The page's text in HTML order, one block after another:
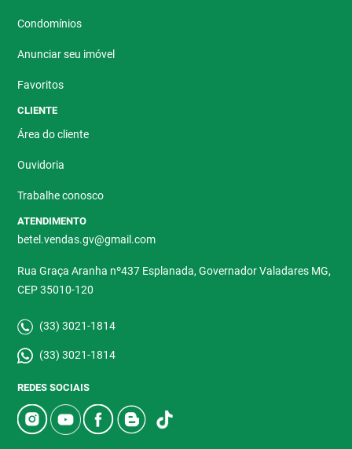
Condomínios
Anunciar seu imóvel
Favoritos
CLIENTE
Área do cliente
Ouvidoria
Trabalhe conosco
ATENDIMENTO
betel.vendas.gv@gmail.com
Rua Graça Aranha nº437 Esplanada, Governador Valadares MG,
CEP 35010-120
(33) 3021-1814
(33) 3021-1814
REDES SOCIAIS